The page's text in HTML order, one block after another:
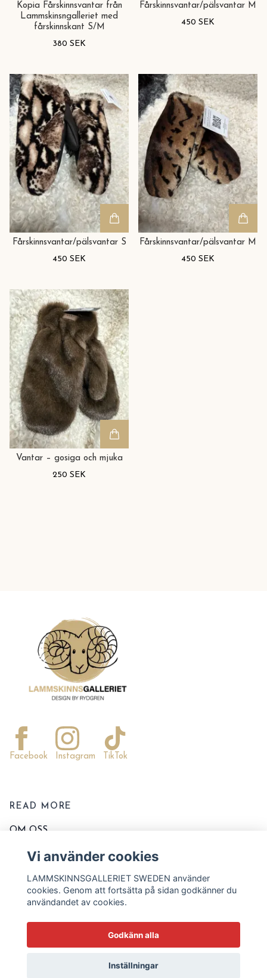
Kopia Fårskinnsvantar från
Lammskinsngalleriet med
fårskinnskant S/M
380 SEK
Fårskinnsvantar/pälsvantar M
450 SEK
Fårskinnsvantar/pälsvantar S
450 SEK
Fårskinnsvantar/pälsvantar M
450 SEK
Vantar – gosiga och mjuka
250 SEK
Facebook Instagram TikTok
READ MORE
OM OSS
KONTAKTA OSS
KÖPVILLKOR
TVÄTT OCH SKÖTSELRÅD
STORLEKSSCHEMA
BLOGG
Vi använder cookies
LAMMSKINNSGALLERIET SWEDEN använder
cookies. Genom att fortsätta på sidan godkänner du
användandet av cookies.
Godkänn alla
Inställningar